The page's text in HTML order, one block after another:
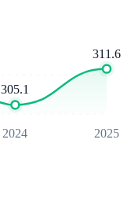
305.1
2024
311.6
2025